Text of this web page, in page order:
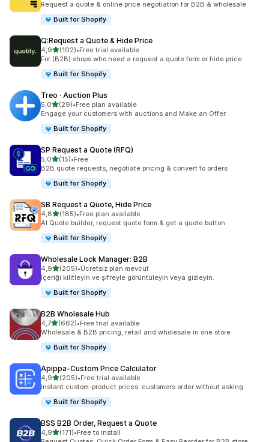
Request a quote & online price negotiation for B2B & wholesale
Built for Shopify
Q:Request a Quote & Hide Price
4,95 yıldız üzerinden
(102)
toplam 102 değerlendirme
•Free trial available
For (B2B) shops who need a request a quote form or hide price
Built for Shopify
Treo · Auction Plus
5,05 yıldız üzerinden
(29)
toplam 29 değerlendirme
•Free plan available
Engage your customers with auctions and Make an Offer
Built for Shopify
SP Request a Quote (RFQ)
5,05 yıldız üzerinden
(15)
toplam 15 değerlendirme
•Free
B2B quote requests, negotiate pricing & convert to orders
Built for Shopify
SB Request a Quote, Hide Price
4,85 yıldız üzerinden
(185)
toplam 185 değerlendirme
•Free plan available
AI Quote builder, request quote form & get a quote button
Built for Shopify
Wholesale Lock Manager: B2B
4,95 yıldız üzerinden
(205)
toplam 205 değerlendirme
•Ücretsiz plan mevcut
İçeriği kilitleyin ve şifreyle görüntüleyin veya gizleyin.
Built for Shopify
B2B Wholesale Hub
4,75 yıldız üzerinden
(662)
toplam 662 değerlendirme
•Free trial available
Wholesale & B2B pricing, retail and wholesale in one store
Built for Shopify
Apippa‑Custom Price Calculator
4,95 yıldız üzerinden
(205)
toplam 205 değerlendirme
•Free trial available
Instant custom-product prices: customers order without asking
Built for Shopify
BSS B2B Order, Request a Quote
4,95 yıldız üzerinden
(171)
toplam 171 değerlendirme
•Free to install